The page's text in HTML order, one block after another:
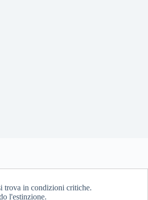
trova in condizioni critiche.
l'estinzione.